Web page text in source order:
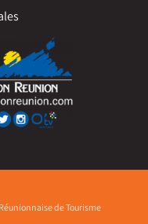
de Tourisme